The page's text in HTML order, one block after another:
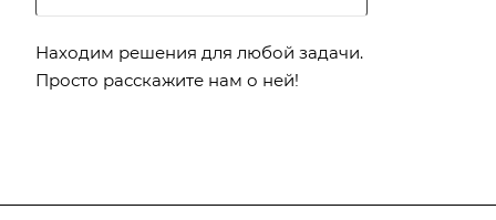
Находим решения для любой задачи.
Просто расскажите нам о ней!